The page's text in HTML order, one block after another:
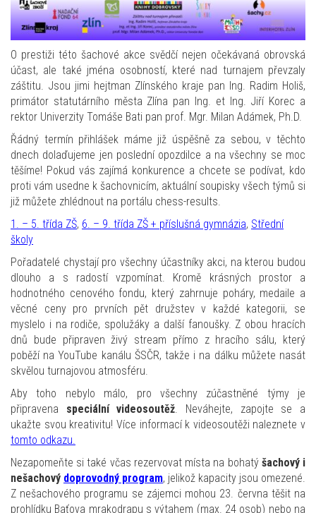
O prestiži této šachové akce svědčí nejen očekávaná obrovská
účast, ale také jména osobností, které nad turnajem převzaly
záštitu. Jsou jimi hejtman Zlínského kraje pan Ing. Radim Holiš,
primátor statutárního města Zlína pan Ing. et Ing. Jiří Korec a
rektor Univerzity Tomáše Bati pan prof. Mgr. Milan Adámek, Ph.D.
Řádný termín přihlášek máme již úspěšně za sebou, v těchto
dnech dolaďujeme jen poslední opozdilce a na všechny se moc
těšíme! Pokud vás zajímá konkurence a chcete se podívat, kdo
proti vám usedne k šachovnicím, aktuální soupisky všech týmů si
již můžete zhlédnout na portálu chess-results.
1. – 5. třída ZŠ, 6. – 9. třída ZŠ + příslušná gymnázia, Střední
školy
Pořadatelé chystají pro všechny účastníky akci, na kterou budou
dlouho a s radostí vzpomínat. Kromě krásných prostor a
hodnotného cenového fondu, který zahrnuje poháry, medaile a
věcné ceny pro prvních pět družstev v každé kategorii, se
myslelo i na rodiče, spolužáky a další fanoušky. Z obou hracích
dnů bude připraven živý stream přímo z hracího sálu, který
poběží na YouTube kanálu ŠSČR, takže i na dálku můžete nasát
skvělou turnajovou atmosféru.
Aby toho nebylo málo, pro všechny zúčastněné týmy je
připravena speciální videosoutěž. Neváhejte, zapojte se a
ukažte svou kreativitu! Více informací k videosoutěži naleznete v
tomto odkazu.
Nezapomeňte si také včas rezervovat místa na bohatý šachový i
nešachový doprovodný program, jelikož kapacity jsou omezené.
Z nešachového programu se zájemci mohou 23. června těšit na
prohlídku Baťova mrakodrapu s výtahem (max. 24 osob) nebo na